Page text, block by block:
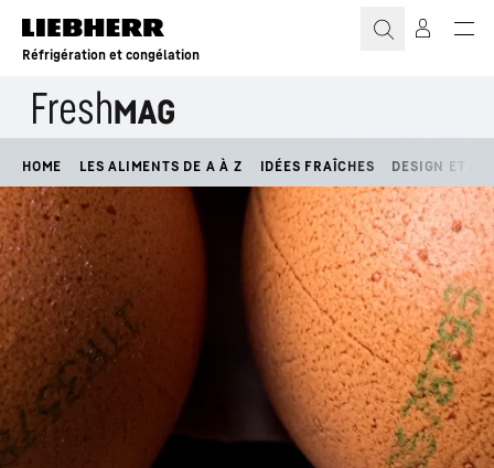
Réfrigération et congélation
HOME LES ALIMENTS DE A À Z IDÉES FRAÎCHES DESIGN ET